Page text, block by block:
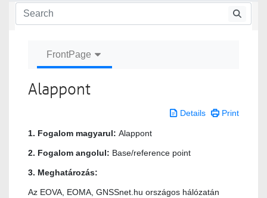
FrontPage
Alappont
Details Print
1. Fogalom magyarul: Alappont
2. Fogalom angolul: Base/reference point
3. Meghatározás:
Az EOVA, EOMA, GNSSnet.hu országos hálózatán